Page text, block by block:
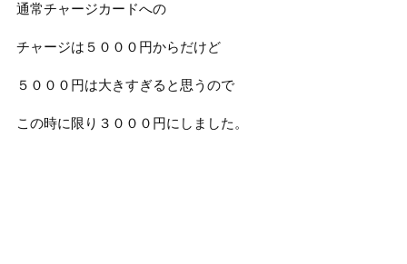
通常チャージカードへの
チャージは５０００円からだけど
５０００円は大きすぎると思うので
この時に限り３０００円にしました。